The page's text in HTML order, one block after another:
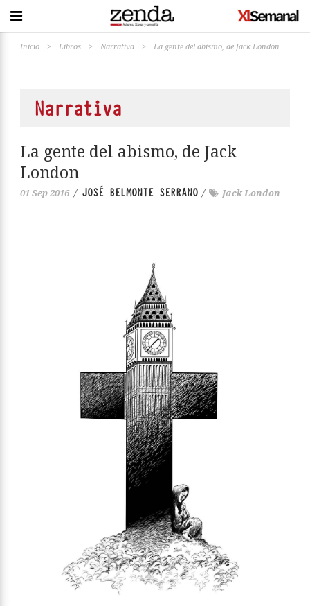
Inicio > Libros > Narrativa > La gente del abismo, de Jack London
Narrativa
La gente del abismo, de Jack
London
01 Sep 2016 / JOSÉ BELMONTE SERRANO / Jack London